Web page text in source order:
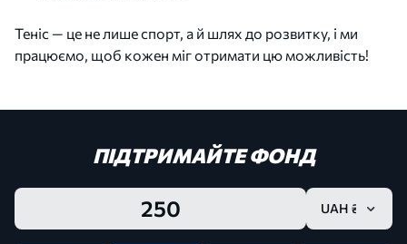
Теніс — це не лише спорт, а й шлях до розвитку, і ми
працюємо, щоб кожен міг отримати цю можливість!
ПІДТРИМАЙТЕ ФОНД